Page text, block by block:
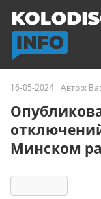
16-05-2024 Автор:
Минском